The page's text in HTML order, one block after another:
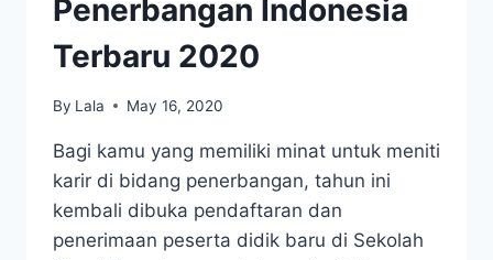
Penerbangan Indonesia
Terbaru 2020
By Lala May 16, 2020
Bagi kamu yang memiliki minat untuk meniti
karir di bidang penerbangan, tahun ini
kembali dibuka pendaftaran dan
penerimaan peserta didik baru di Sekolah